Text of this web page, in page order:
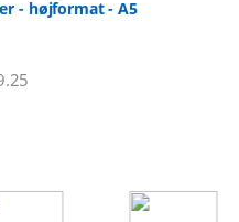
- højformat - A5